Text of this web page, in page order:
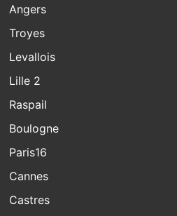
Angers
Troyes
Levallois
Lille 2
Raspail
Boulogne
Paris16
Cannes
Castres